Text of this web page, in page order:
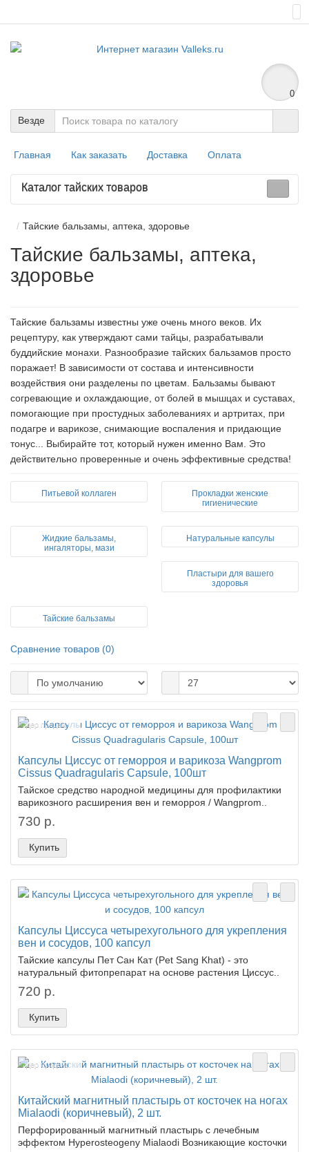
0
Везде
Главная Как заказать Доставка Оплата
Каталог тайских товаров
Тайские бальзамы, аптека, здоровье
Тайские бальзамы, аптека,
здоровье
Тайские бальзамы известны уже очень много веков. Их
рецептуру, как утверждают сами тайцы, разрабатывали
буддийские монахи. Разнообразие тайских бальзамов просто
поражает! В зависимости от состава и интенсивности
воздействия они разделены по цветам. Бальзамы бывают
согревающие и охлаждающие, от болей в мышцах и суставах,
помогающие при простудных заболеваниях и артритах, при
подагре и варикозе, снимающие воспаления и придающие
тонус... Выбирайте тот, который нужен именно Вам. Это
действительно проверенные и очень эффективные средства!
Питьевой коллаген
Прокладки женские
гигиенические
Жидкие бальзамы,
ингаляторы, мази
Натуральные капсулы
Пластыри для вашего
здоровья
Тайские бальзамы
Сравнение товаров (0)
Лидер продаж!
Капсулы Циссус от геморроя и варикоза Wangprom
Cissus Quadragularis Capsule, 100шт
Тайское средство народной медицины для профилактики
варикозного расширения вен и геморроя / Wangprom..
730 р.
Купить
Капсулы Циссуса четырехугольного для укрепления
вен и сосудов, 100 капсул
Тайские капсулы Пет Сан Кат (Pet Sang Khat) - это
натуральный фитопрепарат на основе растения Циссус..
720 р.
Купить
Лидер продаж!
Китайский магнитный пластырь от косточек на ногах
Mialaodi (коричневый), 2 шт.
Перфорированный магнитный пластырь с лечебным
эффектом Hyperosteogeny Mialaodi Возникающие косточки